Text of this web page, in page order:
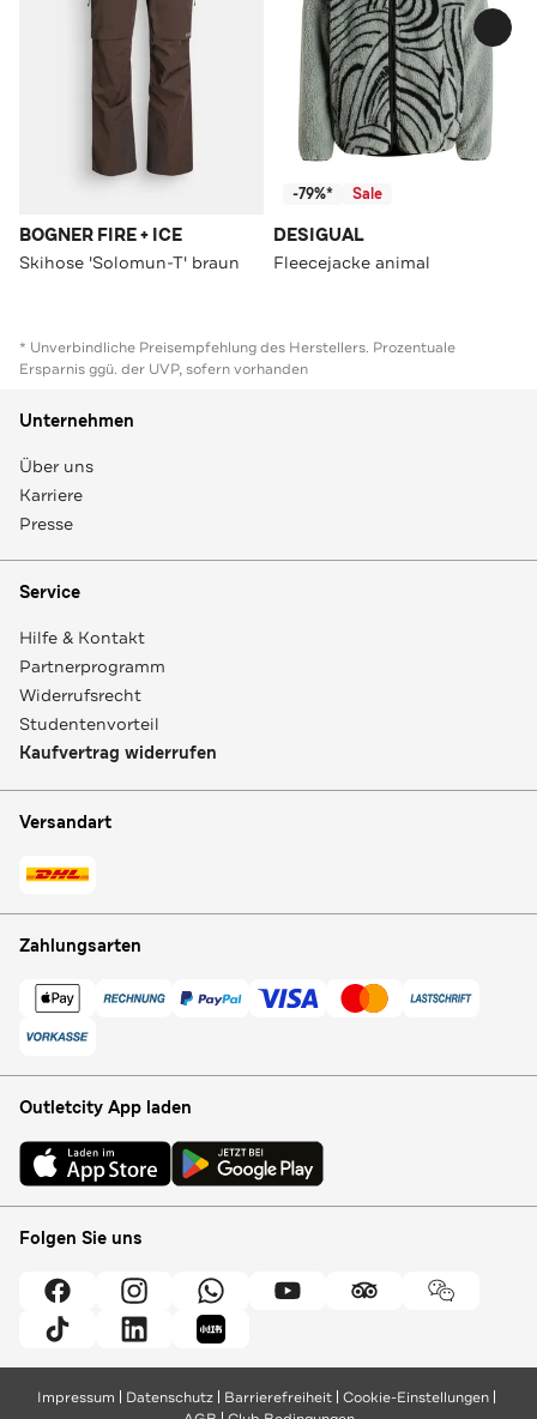
BOGNER FIRE + ICE
Skihose 'Solomun-T' braun
-79%* Sale
DESIGUAL
Fleecejacke animal
* Unverbindliche Preisempfehlung des Herstellers. Prozentuale
Ersparnis ggü. der UVP, sofern vorhanden
Unternehmen
Über uns
Karriere
Presse
Service
Hilfe & Kontakt
Partnerprogramm
Widerrufsrecht
Studentenvorteil
Kaufvertrag widerrufen
Versandart
Zahlungsarten
Outletcity App laden
Folgen Sie uns
Impressum Datenschutz Barrierefreiheit Cookie-Einstellungen